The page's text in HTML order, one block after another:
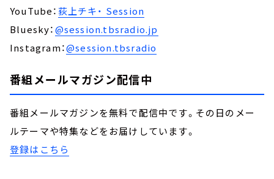
YouTube： 荻上チキ・ Session
Bluesky：@session.tbsradio.jp
Instagram：@session.tbsradio
番組メールマガジン配信中
番組メールマガジンを無料で配信中です。その日のメー
ルテーマや特集などをお届けしています。
登録はこちら